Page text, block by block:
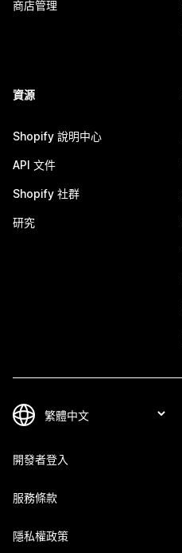
商店管理
資源
Shopify 說明中心
API 文件
Shopify 社群
研究
開發者登入
服務條款
隱私權政策